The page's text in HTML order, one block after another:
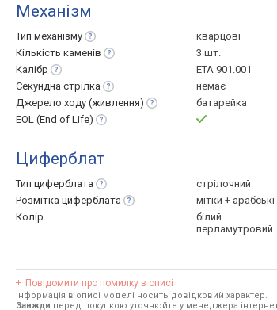
Механізм
Тип механізму
кварцові
Кількість каменів
3 шт.
Калібр
ETA 901.001
Секундна стрілка
немає
Джерело ходу (живлення)
батарейка
EOL (End of Life)
Циферблат
Тип циферблата
стрілочний
Розмітка циферблата
мітки + арабські
Колір
білий
перламутровий
Повідомити про помилку в описі
Інформація в описі моделі носить довідковий характер.
Завжди перед покупкою уточнюйте у менеджера